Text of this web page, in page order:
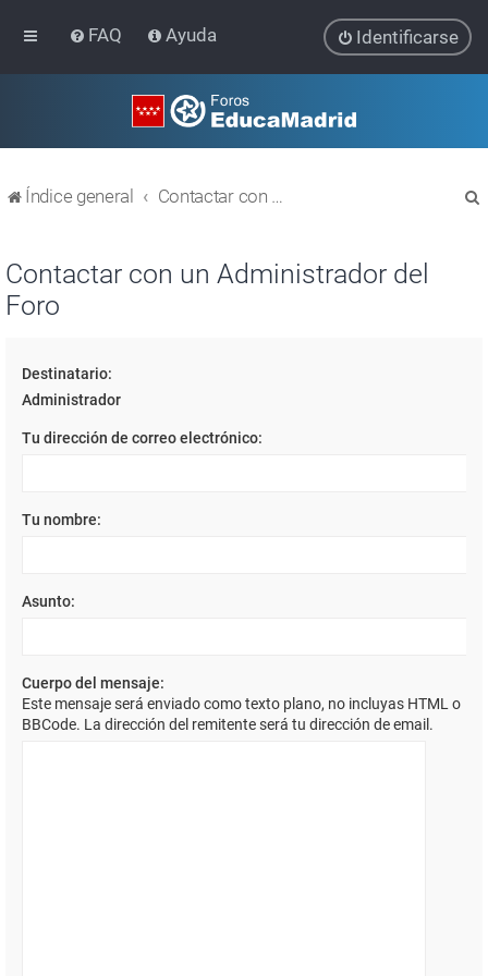
FAQ Ayuda Identificarse
Índice general Contactar con un Administrador del Foro
Contactar con un Administrador del
Foro
Destinatario:
Administrador
Tu dirección de correo electrónico:
Tu nombre:
Asunto:
Cuerpo del mensaje:
Este mensaje será enviado como texto plano, no incluyas HTML o
BBCode. La dirección del remitente será tu dirección de email.